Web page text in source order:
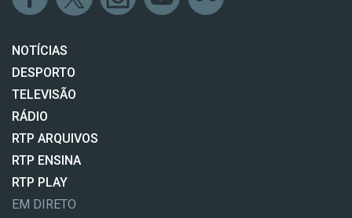
NOTÍCIAS
DESPORTO
TELEVISÃO
RÁDIO
RTP ARQUIVOS
RTP ENSINA
RTP PLAY
EM DIRETO